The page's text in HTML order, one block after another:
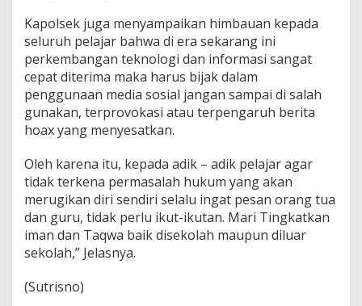
Kapolsek juga menyampaikan himbauan kepada
seluruh pelajar bahwa di era sekarang ini
perkembangan teknologi dan informasi sangat
cepat diterima maka harus bijak dalam
penggunaan media sosial jangan sampai di salah
gunakan, terprovokasi atau terpengaruh berita
hoax yang menyesatkan.
Oleh karena itu, kepada adik – adik pelajar agar
tidak terkena permasalah hukum yang akan
merugikan diri sendiri selalu ingat pesan orang tua
dan guru, tidak perlu ikut-ikutan. Mari Tingkatkan
iman dan Taqwa baik disekolah maupun diluar
sekolah,” Jelasnya.
(Sutrisno)